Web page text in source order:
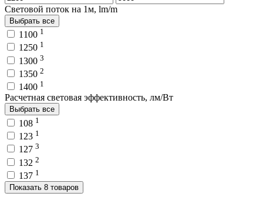
Световой поток на 1м, lm/m
Выбрать все
1100 1
1250 1
1300 3
1350 2
1400 1
Расчетная световая эффективность, лм/Вт
Выбрать все
108 1
123 1
127 3
132 2
137 1
Показать 8 товаров